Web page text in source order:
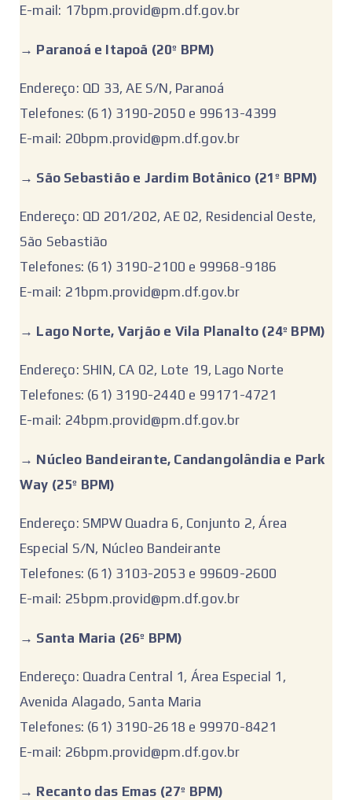
E-mail: 17bpm.provid@pm.df.gov.br
‌→ Paranoá e Itapoã (20º BPM)
Endereço: QD 33, AE S/N, Paranoá
Telefones: (61) 3190-2050 e 99613-4399
E-mail: 20bpm.provid@pm.df.gov.br
‌→ São Sebastião e Jardim Botânico (21º BPM)
Endereço: QD 201/202, AE 02, Residencial Oeste,
São Sebastião
Telefones: (61) 3190-2100 e 99968-9186
E-mail: 21bpm.provid@pm.df.gov.br
‌→ ‌ Lago Norte, Varjão e Vila Planalto (24º BPM)
Endereço: SHIN, CA 02, Lote 19, Lago Norte
Telefones: (61) 3190-2440 e 99171-4721
E-mail: 24bpm.provid@pm.df.gov.br
‌→ ‌ Núcleo Bandeirante, Candangolândia e Park
Way (25º BPM)
Endereço: SMPW Quadra 6, Conjunto 2, Área
Especial S/N, Núcleo Bandeirante
Telefones: (61) 3103-2053 e 99609-2600
E-mail: 25bpm.provid@pm.df.gov.br
‌→ Santa Maria (26º BPM)
Endereço: Quadra Central 1, Área Especial 1,
Avenida Alagado, Santa Maria
Telefones: (61) 3190-2618 e 99970-8421
E-mail: 26bpm.provid@pm.df.gov.br
‌→ Recanto das Emas (27º BPM)